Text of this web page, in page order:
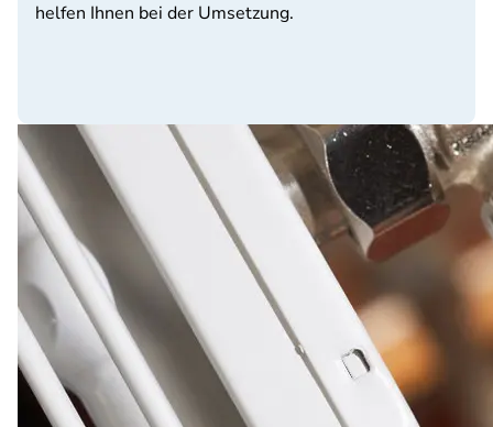
helfen Ihnen bei der Umsetzung.